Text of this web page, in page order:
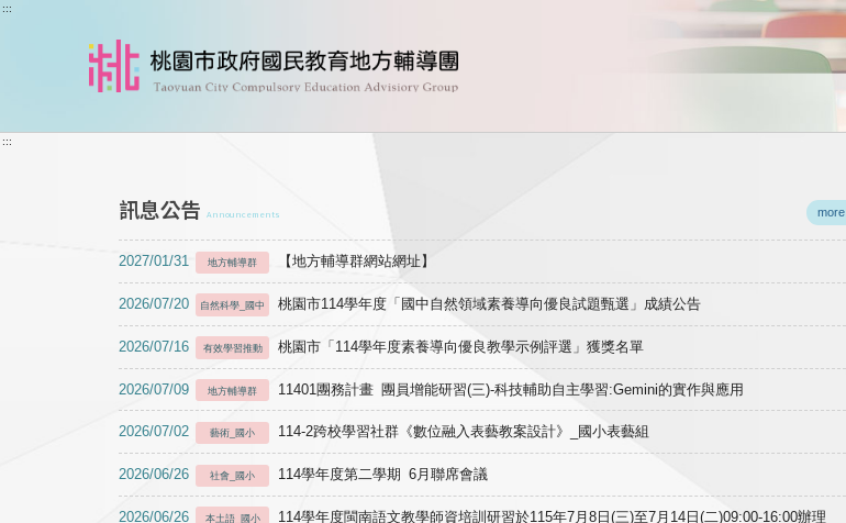
跳到主要內容
:::
:::
訊息公告 Announcements more
2027/01/31 地方輔導群 【地方輔導群網站網址】
2026/07/20 自然科學_國中 桃園市114學年度「國中自然領域素養導向優良試題甄選」成績公告
2026/07/16 有效學習推動 桃園市「114學年度素養導向優良教學示例評選」獲獎名單
2026/07/09 地方輔導群 11401團務計畫 團員增能研習(三)-科技輔助自主學習:Gemini的實作與應用
2026/07/02 藝術_國小 114-2跨校學習社群《數位融入表藝教案設計》_國小表藝組
2026/06/26 社會_國小 114學年度第二學期 6月聯席會議
2026/06/26 本土語_國小 114學年度閩南語文教學師資培訓研習於115年7月8日(三)至7月14日(二)09:00-16:00辦理